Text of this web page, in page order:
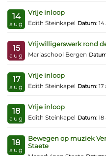
14
aug
Vrije inloop
Edith Steinkapel Datum: 14
15
aug
Vrijwilligerswerk rond
Mariaschool Bergen
17
aug
Vrije inloop
Edith Steinkapel Datum: 17
18
aug
Vrije inloop
Edith Steinkapel Datum: 18
18
aug
Bewegen op muziek
Staete